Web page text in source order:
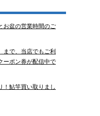
お盆の営業時間のご
まで、当店でもご利
ーポン券が配信中で
！鮎竿買い取りまし